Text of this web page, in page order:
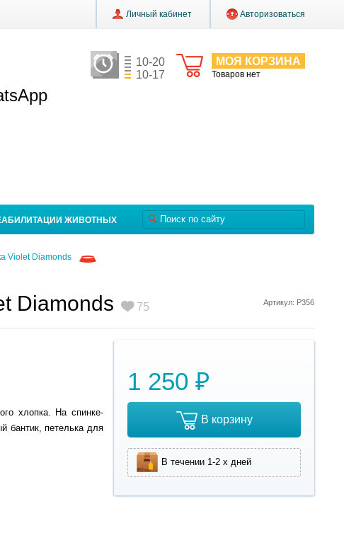
Личный кабинет Авторизоваться
МОЯ КОРЗИНА
Товаров нет
10-20
10-17
ЖИВОТНЫХ
Violet Diamonds
Артикул: P356
Diamonds 75
1 250 ₽
В корзину
В течении 1-2 х дней
хлопка. На спинке-
бантик, петелька для